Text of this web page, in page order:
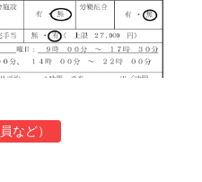
など）